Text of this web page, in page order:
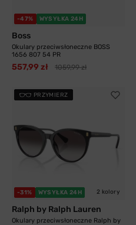
-47% WYSYŁKA 24H
Boss
Okulary przeciwsłoneczne BOSS
1656 807 54 PR
557,99 zł 1059,99 zł
PRZYMIERZ
-31% WYSYŁKA 24H 2 kolory
Ralph by Ralph Lauren
Okulary przeciwsłoneczne Ralph by